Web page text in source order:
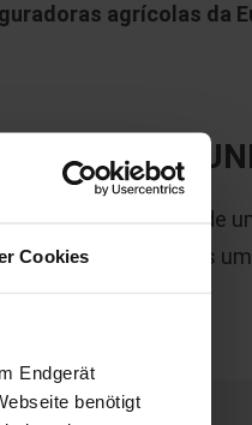
Cookies
Endgerät
benötigt
agrícolas da
NOSSAS
funcionamento de
Sempre mantemos